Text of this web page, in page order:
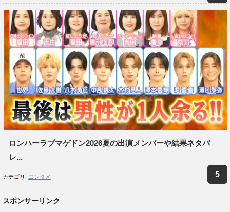
ロンハーラブマゲドン2026夏の出演メンバーや結果ネタバ
レ...
カテゴリ: エンタメ
スポンサーリンク